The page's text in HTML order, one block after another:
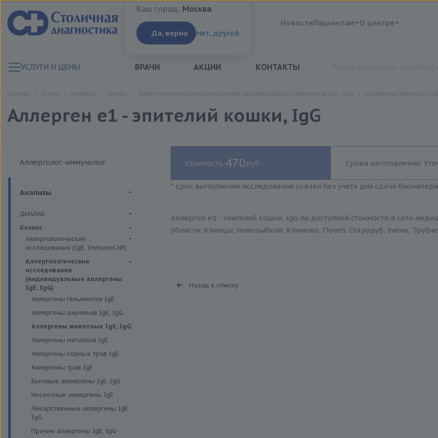
Ваш город:Москва
Ваш город: Москва
Да, верно Нет, другой
НовостиПациентам О центре
УСЛУГИ И ЦЕНЫ ВРАЧИ АКЦИИ КОНТАКТЫ
Аллерген e1 - эпителий кошки, IgG
Аллерголог-иммунолог
Анализы
ДИАЛАБ
Биохимия крови
Хеликс
Аллергологические
исследования (IgE, ImmunoCAP)
Аллергены животных
Аллергены пыльцы
Аллергокомпоненты
Бытовые аллергены
Пищевые аллегрены
Аллергологические
исследования
(индивидуальные аллергены
IgE, IgG)
Аллергены гельминтов IgE
Аллергены деревьев IgE, IgG
Аллергены животных IgE, IgG
Аллергены металлов IgE
Аллергены сорных трав IgE
Аллергены трав IgE
Бытовые аллергены IgE, IgG
Инсектные аллергены IgE
Лекарственные аллергены IgE,
IgG
Прочие аллергены IgE, IgG
Стоимость:470руб. Сроки изготовления:
* срок выполнения исследования указан без учета дня сдачи
Аллерген e1 - эпителий кошки, IgG по доступной стоимости в сети
области: Клинцы, Новозыбков, Климово, Почеп, Стародуб, Унеча,
Назад к списку